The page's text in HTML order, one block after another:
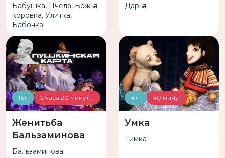
Бабушка, Пчела, Божья
коровка, Улитка,
Бабочка
Дарья
16+
Женитьба
Бальзаминова
Бальзаминова
4+ 40 минут
Умка
Тимка